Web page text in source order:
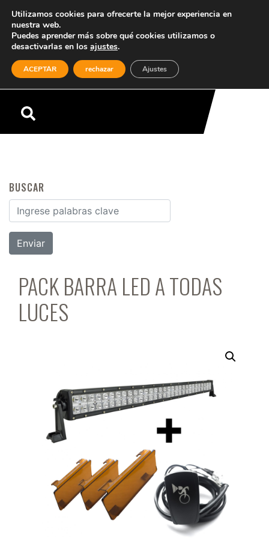
Menú
BUSCAR
Buscar por:
PACK BARRA LED A TODAS
LUCES
Utilizamos cookies para ofrecerte la mejor experiencia en
nuestra web.
Puedes aprender más sobre qué cookies utilizamos o
desactivarlas en los ajustes.
ACEPTAR rechazar Ajustes